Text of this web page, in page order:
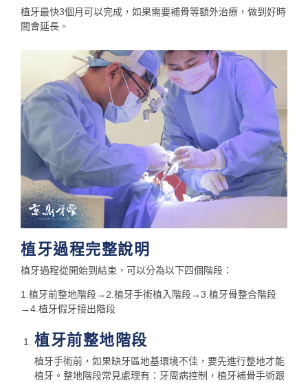
植牙最快3個月可以完成，如果需要補骨等額外治療，做到好時
間會延長。
植牙過程完整說明
植牙過程從開始到結束，可以分為以下四個階段：
1.植牙前整地階段→2.植牙手術植入階段→3.植牙骨整合階段
→4.植牙假牙接出階段
植牙前整地階段
植牙手術前，如果缺牙區地基環境不佳，要先進行整地才能
植牙。整地階段常見處理有：牙周病控制，植牙補骨手術跟